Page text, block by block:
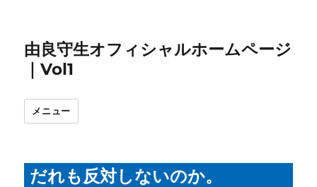
由良守生オフィシャルホームページ
｜Vol1
メニュー
だれも反対しないのか。